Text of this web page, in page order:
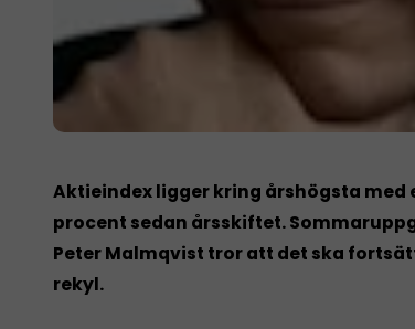
Aktieindex ligger kring årshögsta med
procent sedan årsskiftet.
Peter Malmqvist tror att det ska
rekyl.